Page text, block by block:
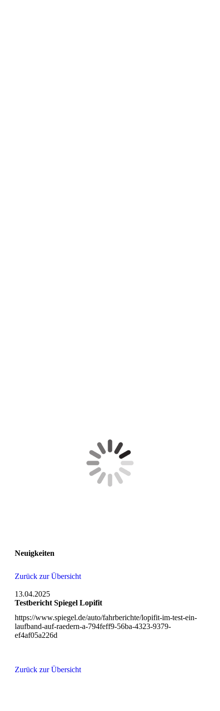
Neuigkeiten
Zurück zur Übersicht
13.04.2025
Testbericht Spiegel Lopifit
https://www.spiegel.de/auto/fahrberichte/lopifit-im-test-ein-
laufband-auf-raedern-a-794feff9-56ba-4323-9379-
ef4af05a226d
Zurück zur Übersicht